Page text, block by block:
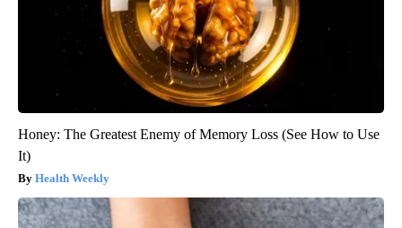
Honey: The Greatest Enemy of Memory Loss (See How to Use
It)
Health Weekly